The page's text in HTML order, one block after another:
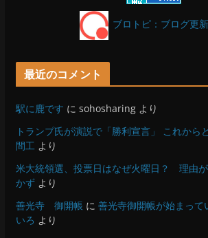
ブロトピ：ブログ更
最近のコメント
駅に鹿です に sohosharingより
トランプ氏が演説で「勝利宣言」 これから
間工 より
米大統領選、投票日はなぜ火曜日？ 理由
かずより
善光寺 御開帳 に 善光寺御開帳が始まっ
いろ より